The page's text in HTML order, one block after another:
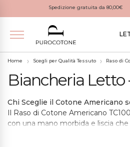
Spedizione gratuita da 80,00€
Home Scegli per Qualità Tessuto Raso di
Biancheria Letto
Chi Sceglie il Cotone Americano
Il Raso di Cotone Americano
con una mano morbida e liscia